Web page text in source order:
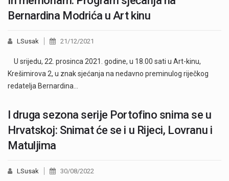
Bernardina Modrića u Art kinu
LSusak 21/12/2021
U srijedu, 22. prosinca 2021. godine, u 18.00 sati u Art-kinu,
Krešimirova 2, u znak sjećanja na nedavno preminulog riječkog
redatelja Bernardina…
I druga sezona serije Portofino snima se u
Hrvatskoj: Snimat će se i u Rijeci, Lovranu i
Matuljima
LSusak 30/08/2022